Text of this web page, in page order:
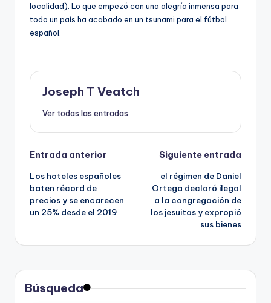
localidad). Lo que empezó con una alegría inmensa para
todo un país ha acabado en un tsunami para el fútbol
español.
Joseph T Veatch
Ver todas las entradas
Navegación
de
entradas
Entrada anterior
Los hoteles españoles
baten récord de
precios y se encarecen
un 25% desde el 2019
Siguiente entrada
el régimen de Daniel
Ortega declaró ilegal
a la congregación de
los jesuitas y expropió
sus bienes
Búsqueda